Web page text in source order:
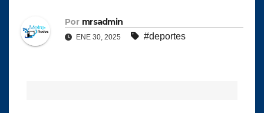
Por mrsadmin
ENE 30, 2025 #deportes